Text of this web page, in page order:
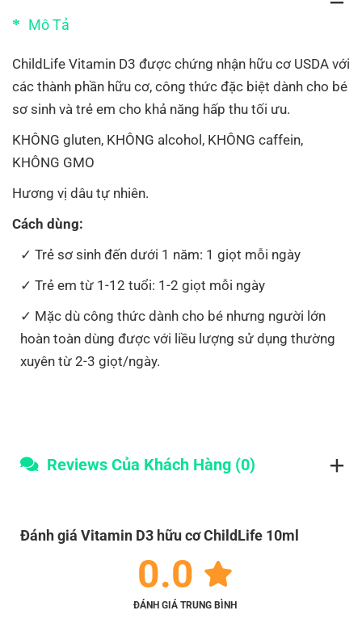
Mô Tả
ChildLife Vitamin D3 được chứng nhận hữu cơ USDA với
các thành phần hữu cơ, công thức đặc biệt dành cho bé
sơ sinh và trẻ em cho khả năng hấp thu tối ưu.
KHÔNG gluten, KHÔNG alcohol, KHÔNG caffein,
KHÔNG GMO
Hương vị dâu tự nhiên.
Cách dùng:
Trẻ sơ sinh đến dưới 1 năm: 1 giọt mỗi ngày
Trẻ em từ 1-12 tuổi: 1-2 giọt mỗi ngày
Mặc dù công thức dành cho bé nhưng người lớn
hoàn toàn dùng được với liều lượng sử dụng thường
xuyên từ 2-3 giọt/ngày.
Reviews Của Khách Hàng (0)
Đánh giá Vitamin D3 hữu cơ ChildLife 10ml
0.0
ĐÁNH GIÁ TRUNG BÌNH